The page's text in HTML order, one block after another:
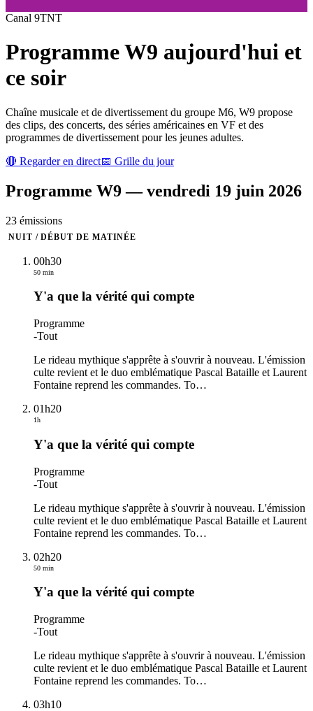
Canal 9TNT
ProgrammeW9 aujourd'hui et
ce soir
Chaîne musicale et de divertissement du groupe M6, W9 propose
des clips, des concerts, des séries américaines en VF et des
programmes de divertissement pour les jeunes adultes.
🔴 Regarder en direct📅 Grille du jour
Programme W9—vendredi 19 juin 2026
23 émissions
NUIT / DÉBUT DE MATINÉE
00h30
50 min
Y'a que la vérité qui compte
Programme
-Tout
Le rideau mythique s'apprête à s'ouvrir à nouveau. L'émission
culte revient et le duo emblématique Pascal Bataille et Laurent
Fontaine reprend les commandes. To…
01h20
1h
Y'a que la vérité qui compte
Programme
-Tout
Le rideau mythique s'apprête à s'ouvrir à nouveau. L'émission
culte revient et le duo emblématique Pascal Bataille et Laurent
Fontaine reprend les commandes. To…
02h20
50 min
Y'a que la vérité qui compte
Programme
-Tout
Le rideau mythique s'apprête à s'ouvrir à nouveau. L'émission
culte revient et le duo emblématique Pascal Bataille et Laurent
Fontaine reprend les commandes. To…
03h10